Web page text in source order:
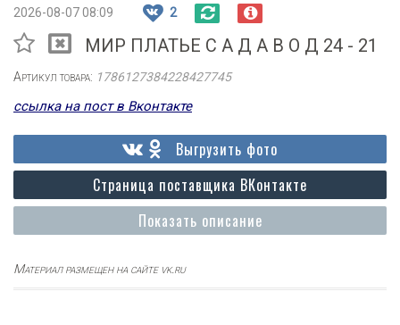
2026-08-07 08:09 2
МИР ПЛАТЬЕ С А Д А В О Д 24 - 21
Артикул товара: 1786127384228427745
ссылка на пост в Вконтакте
Показать описание
Страница поставщика ВКонтакте
Выгрузить фото
Материал размещен на сайте vk.ru